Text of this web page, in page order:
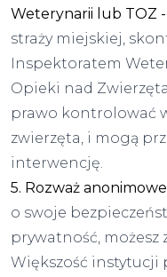
Weterynarii lub TOZ -
straży miejskiej,
Inspektoratem
Opieki nad
prawo kontrolować
zwierzęta, i mogą
interwencję.
5. Rozważ
o swoje
prywatność, możesz
Większość instytucji